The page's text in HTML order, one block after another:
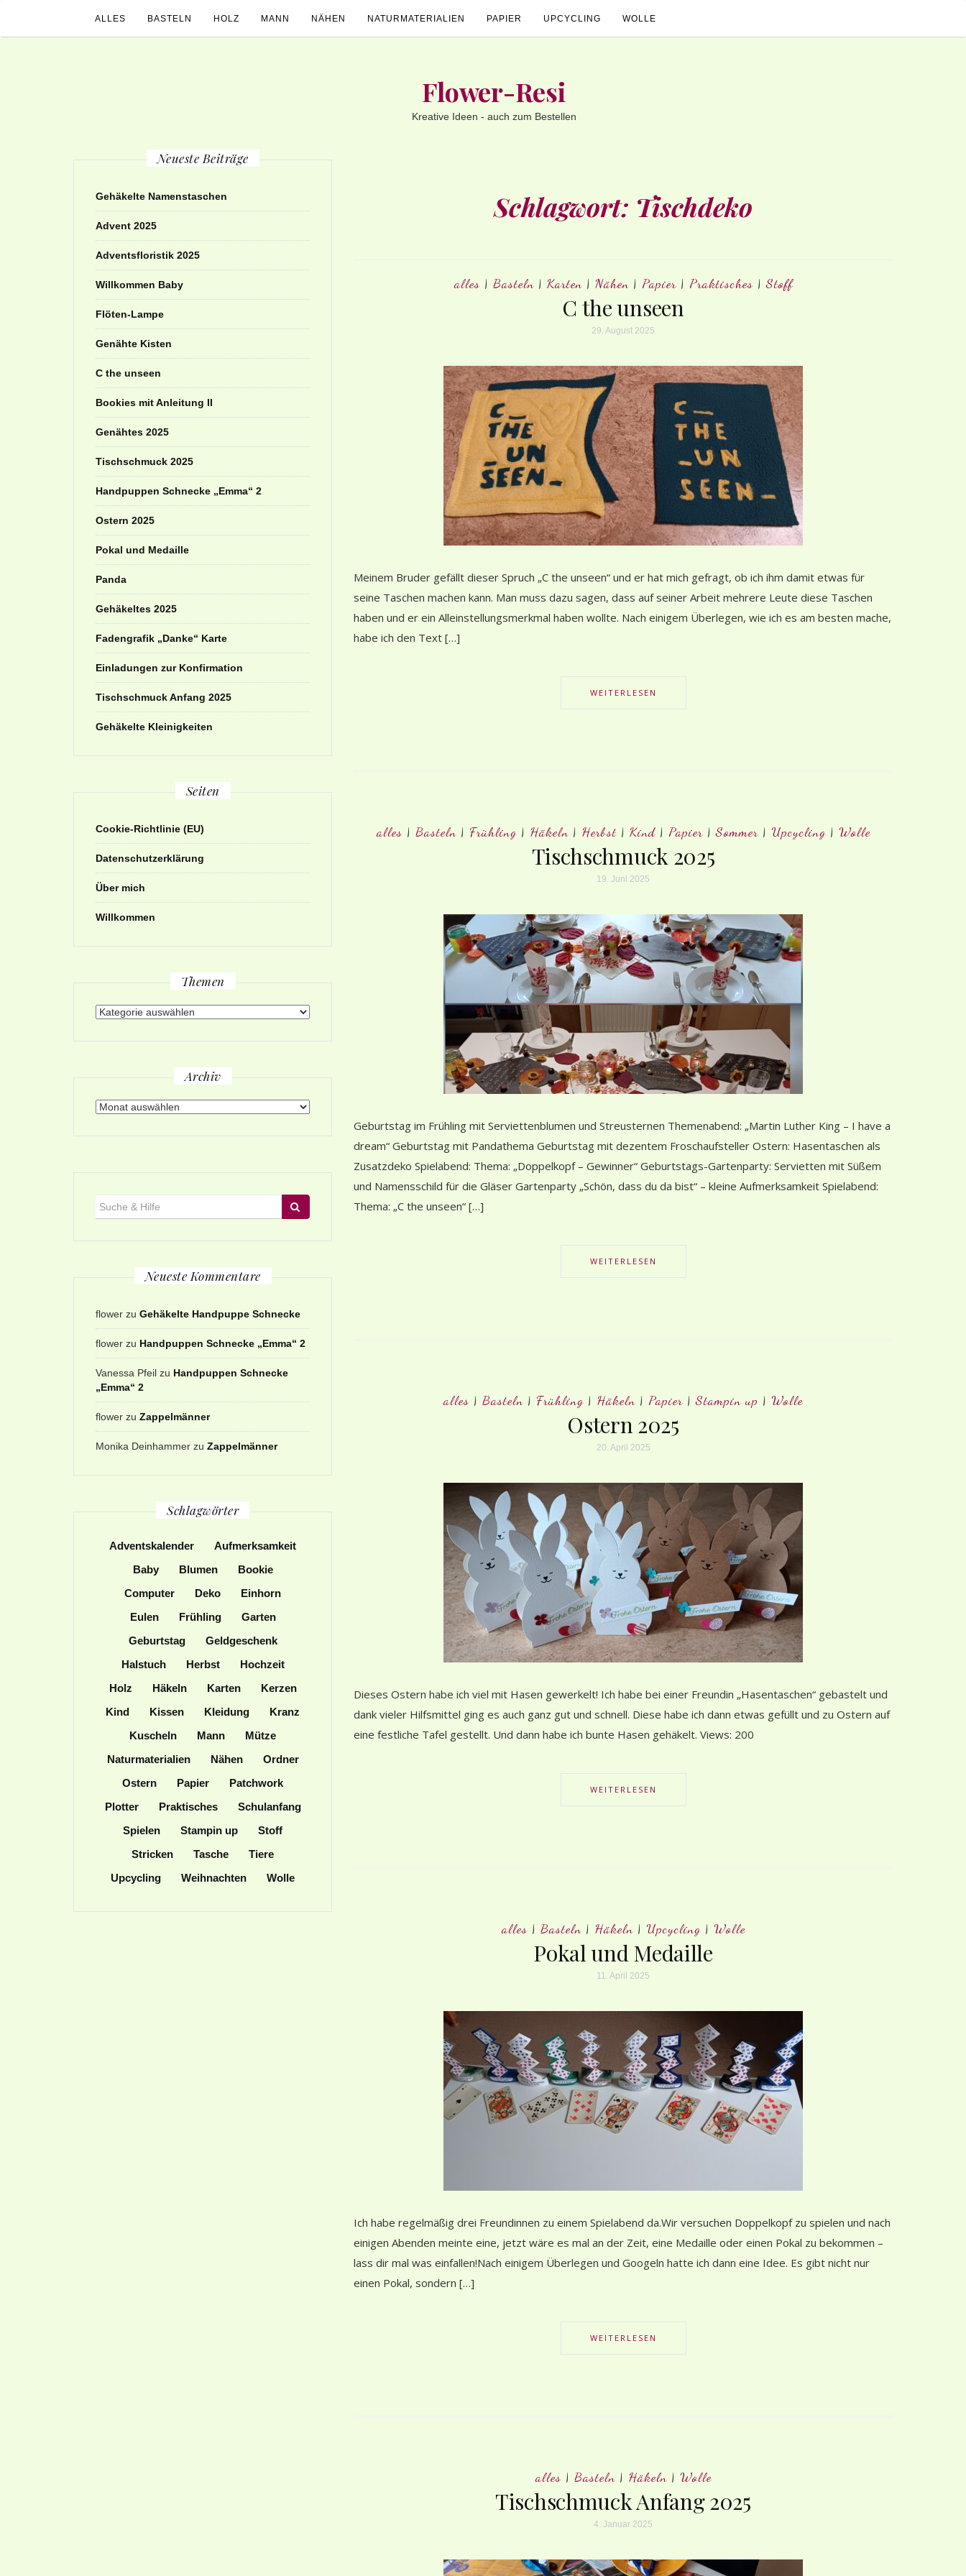
ALLES BASTELN HOLZ MANN NÄHEN NATURMATERIALIEN PAPIER UPCYCLING WOLLE
Flower-Resi
Kreative Ideen - auch zum Bestellen
Schlagwort: Tischdeko
alles| Basteln| Karten| Nähen| Papier| Praktisches|Stoff
C the unseen
29. August 2025
Meinem Bruder gefällt dieser Spruch „C the unseen“ und er hat mich gefragt, ob ich ihm damit etwas für
seine Taschen machen kann. Man muss dazu sagen, dass auf seiner Arbeit mehrere Leute diese Taschen
haben und er ein Alleinstellungsmerkmal haben wollte. Nach einigem Überlegen, wie ich es am besten mache,
habe ich den Text […]
WEITERLESEN
alles| Basteln| Frühling| Häkeln| Herbst | Kind| Papier|Sommer| Upcycling| Wolle
Tischschmuck 2025
19. Juni 2025
Geburtstag im Frühling mit Serviettenblumen und Streusternen Themenabend: „Martin Luther King – I have a
dream“ Geburtstag mit Pandathema Geburtstag mit dezentem Froschaufsteller Ostern: Hasentaschen als
Zusatzdeko Spielabend: Thema: „Doppelkopf – Gewinner“ Geburtstags-Gartenparty: Servietten mit Süßem
und Namensschild für die Gläser Gartenparty „Schön, dass du da bist“ – kleine Aufmerksamkeit Spielabend:
Thema: „C the unseen“ […]
WEITERLESEN
alles | Basteln | Frühling | Häkeln | Papier |Stampin up | Wolle
Ostern 2025
20. April 2025
Dieses Ostern habe ich viel mit Hasen gewerkelt! Ich habe bei einer Freundin „Hasentaschen“ gebastelt und
dank vieler Hilfsmittel ging es auch ganz gut und schnell. Diese habe ich dann etwas gefüllt und zu Ostern auf
eine festliche Tafel gestellt. Und dann habe ich bunte Hasen gehäkelt. Views: 200
WEITERLESEN
alles| Basteln| Häkeln| Upcycling| Wolle
Pokal und Medaille
11. April 2025
Ich habe regelmäßig drei Freundinnen zu einem Spielabend da.Wir versuchen Doppelkopf zu spielen und nach
einigen Abenden meinte eine, jetzt wäre es mal an der Zeit, eine Medaille oder einen Pokal zu bekommen –
lass dir mal was einfallen!Nach einigem Überlegen und Googeln hatte ich dann eine Idee. Es gibt nicht nur
einen Pokal, sondern […]
WEITERLESEN
alles| Basteln| Häkeln| Wolle
Tischschmuck Anfang 2025
4. Januar 2025
Neueste Beiträge
Gehäkelte Namenstaschen
Advent 2025
Adventsfloristik 2025
Willkommen Baby
Flöten-Lampe
Genähte Kisten
C the unseen
Bookies mit Anleitung II
Genähtes 2025
Tischschmuck 2025
Handpuppen Schnecke „Emma“ 2
Ostern 2025
Pokal und Medaille
Panda
Gehäkeltes 2025
Fadengrafik „Danke“ Karte
Einladungen zur Konfirmation
Tischschmuck Anfang 2025
Gehäkelte Kleinigkeiten
Seiten
Cookie-Richtlinie (EU)
Datenschutzerklärung
Über mich
Willkommen
Themen
Themen
Archiv
Archiv
Neueste Kommentare
flower zu Gehäkelte Handpuppe Schnecke
flower zu Handpuppen Schnecke „Emma“ 2
Vanessa Pfeil zu Handpuppen Schnecke
„Emma“ 2
flower zu Zappelmänner
Monika Deinhammer zu Zappelmänner
Schlagwörter
Adventskalender
Aufmerksamkeit
Baby
Blumen
Bookie
Computer
Deko
Einhorn
Eulen
Frühling
Garten
Geburtstag
Geldgeschenk
Halstuch
Herbst
Hochzeit
Holz
Häkeln Karten
Kerzen
Kind
Kissen Kleidung
Kranz
Kuscheln
Mann
Mütze
Naturmaterialien
Nähen
Ordner
Ostern
Papier
Patchwork
Plotter
Praktisches
Schulanfang
Spielen
Stampin up
Stoff
Stricken
Tasche
Tiere
Upcycling
Weihnachten Wolle